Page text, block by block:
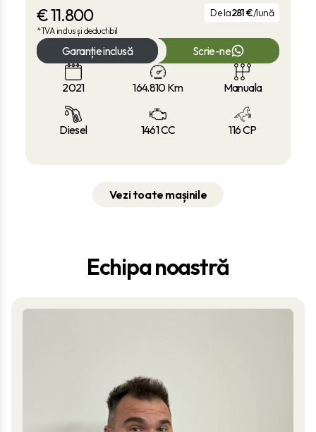
€11.800
*TVA inclus și deductibil
De la281 €/lună
Garanție inclusă Scrie-ne
2021 164.810Km Manuala
Diesel 1461 CC 116 CP
Vezi toate mașinile
Echipa noastră